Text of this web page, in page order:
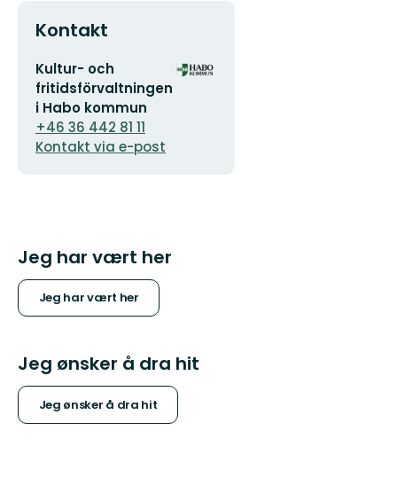
Kontakt
E-
postadresse
Kultur- och
fritidsförvaltningen
i Habo kommun
+46 36 442 81 11
Kontakt via e-post
Organisasjonens
Jeg har vært her
Jeg har vært her
Jeg ønsker å dra hit
Jeg ønsker å dra hit